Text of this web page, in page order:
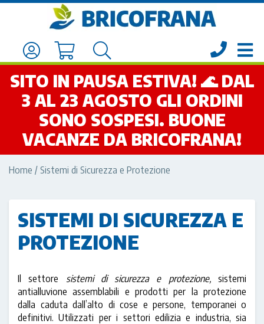
SITO IN PAUSA ESTIVA! 🌊 DAL
3 AL 23 AGOSTO GLI ORDINI
SONO SOSPESI. BUONE
VACANZE DA BRICOFRANA!
Home / Sistemi di Sicurezza e Protezione
SISTEMI DI SICUREZZA E
PROTEZIONE
Il settore sistemi di sicurezza e protezione,sistemi
antialluvione assemblabili e prodotti per la protezione
dalla caduta dall’alto di cose e persone, temporanei o
definitivi. Utilizzati per i settori edilizia e industria, sia